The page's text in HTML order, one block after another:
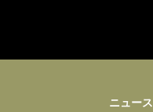
ニュース